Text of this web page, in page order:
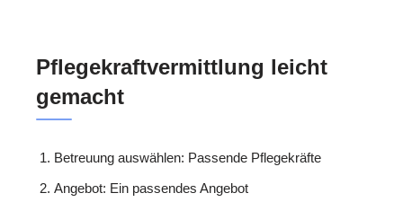
Pflegekraftvermittlung leicht
gemacht
Betreuung auswählen: Passende Pflegekräfte
Angebot: Ein passendes Angebot